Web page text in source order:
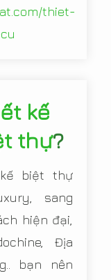
thiet-
kế
thự?
biệt thự
sang
hiện đại,
Địa
bạn nên